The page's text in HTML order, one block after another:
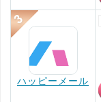
ハッピーメール